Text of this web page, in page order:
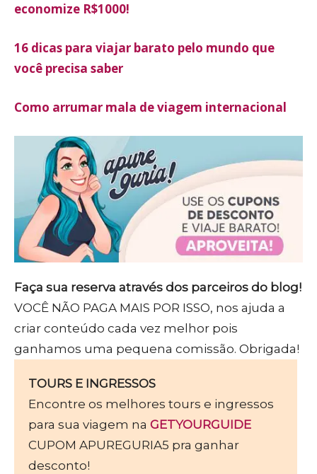
economize R$1000!
16 dicas para viajar barato pelo mundo que
você precisa saber
Como arrumar mala de viagem internacional
Faça sua reserva através dos parceiros do blog!
VOCÊ NÃO PAGA MAIS POR ISSO, nos ajuda a
criar conteúdo cada vez melhor pois
ganhamos uma pequena comissão. Obrigada!
TOURS E INGRESSOS
Encontre os melhores tours e ingressos
para sua viagem naGETYOURGUIDE
CUPOM APUREGURIA5 pra ganhar
desconto!